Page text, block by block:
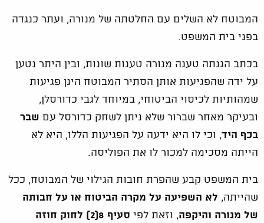
המבוטח לא השלים עם החלטתה של מנורה, ועתר כנגדה
בפני בית המשפט.
בכתב הגנתה טענה מנורה טענות שונות, ובין היתר נטען
על ידה שהפגיעות אותן הסתיר המבוטח הינן פגיעות
שמהותיות לכיסוי הביטוחי, במיוחד לגבי כדורסלן,
ובעיקר מאחר שברור שלא ניתן לשחק כדורסל עם שבר
בכף היד, וכי לו היא ידעה על הפגיעות הללו, היא לא
הייתה מסכימה למכור לו את הפוליסה.
בית המשפט קבע שהפרת חובות הגילוי של המבוטח, ככל
שהייתה, לא השפיעה על מקרה הביטוח או על חבותה
של מנורה והיקפה, וזאת לפי
סעיף 8(2) לחוק חוזה